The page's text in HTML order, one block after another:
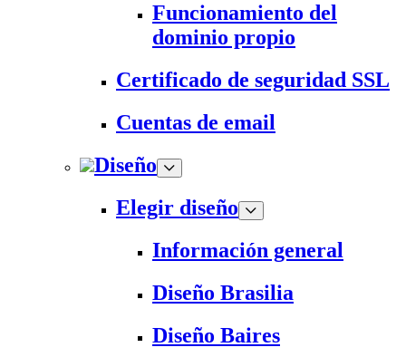
Funcionamiento del
dominio propio
Certificado de seguridad SSL
Cuentas de email
Diseño
Elegir diseño
Información general
Diseño Brasilia
Diseño Baires